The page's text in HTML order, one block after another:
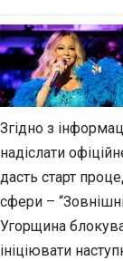
Згідно з
надіслати
дасть старт
сфери –
Угорщина
ініціювати